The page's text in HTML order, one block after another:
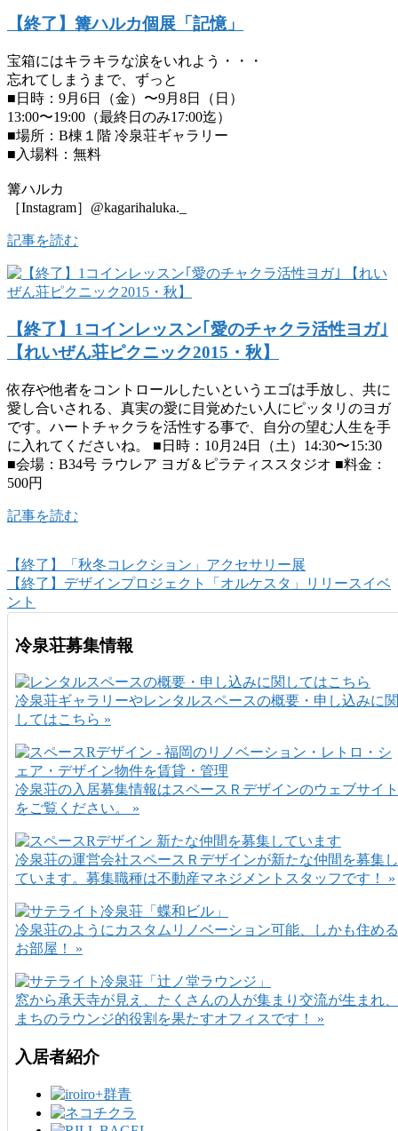
【終了】篝ハルカ個展「記憶」
宝箱にはキラキラな涙をいれよう・・・
忘れてしまうまで、ずっと
■日時：9月6日（金）〜9月8日（日）
13:00〜19:00（最終日のみ17:00迄）
■場所：B棟１階 冷泉荘ギャラリー
■入場料：無料
篝ハルカ
［Instagram］@kagarihaluka._
記事を読む
【終了】1コインレッスン｢愛のチャクラ活性ヨガ｣
【れいぜん荘ピクニック2015・秋】
依存や他者をコントロールしたいというエゴは手放し、共に
愛し合いされる、真実の愛に目覚めたい人にピッタリのヨガ
です。ハートチャクラを活性する事で、自分の望む人生を手
に入れてくださいね。 ■日時：10月24日（土）14:30〜15:30
■会場：B34号 ラウレア ヨガ＆ピラティススタジオ ■料金：
500円
記事を読む
【終了】「秋冬コレクション」アクセサリー展
【終了】デザインプロジェクト「オルケスタ」リリースイベ
ント
冷泉荘募集情報
冷泉荘ギャラリーやレンタルスペースの概要・申し込みに関
してはこちら »
冷泉荘の入居募集情報はスペースＲデザインのウェブサイト
をご覧ください。 »
冷泉荘の運営会社スペースＲデザインが新たな仲間を募集し
ています。募集職種は不動産マネジメントスタッフです！ »
冷泉荘のようにカスタムリノベーション可能、しかも住める
お部屋！ »
窓から承天寺が見え、たくさんの人が集まり交流が生まれ、
まちのラウンジ的役割を果たすオフィスです！ »
入居者紹介